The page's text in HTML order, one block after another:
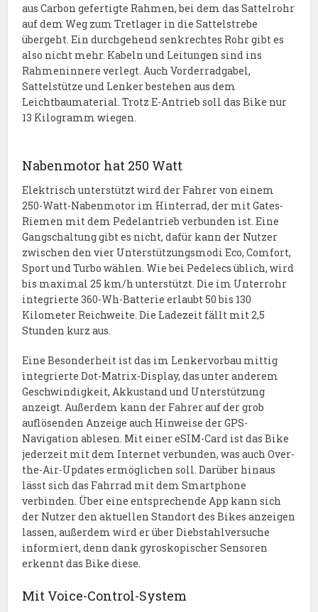
aus Carbon gefertigte Rahmen, bei dem das Sattelrohr
auf dem Weg zum Tretlager in die Sattelstrebe
übergeht. Ein durchgehend senkrechtes Rohr gibt es
also nicht mehr. Kabeln und Leitungen sind ins
Rahmeninnere verlegt. Auch Vorderradgabel,
Sattelstütze und Lenker bestehen aus dem
Leichtbaumaterial. Trotz E-Antrieb soll das Bike nur
13 Kilogramm wiegen.
Nabenmotor hat 250 Watt
Elektrisch unterstützt wird der Fahrer von einem
250-Watt-Nabenmotor im Hinterrad, der mit Gates-
Riemen mit dem Pedelantrieb verbunden ist. Eine
Gangschaltung gibt es nicht, dafür kann der Nutzer
zwischen den vier Unterstützungsmodi Eco, Comfort,
Sport und Turbo wählen. Wie bei Pedelecs üblich, wird
bis maximal 25 km/h unterstützt. Die im Unterrohr
integrierte 360-Wh-Batterie erlaubt 50 bis 130
Kilometer Reichweite. Die Ladezeit fällt mit 2,5
Stunden kurz aus.
Eine Besonderheit ist das im Lenkervorbau mittig
integrierte Dot-Matrix-Display, das unter anderem
Geschwindigkeit, Akkustand und Unterstützung
anzeigt. Außerdem kann der Fahrer auf der grob
auflösenden Anzeige auch Hinweise der GPS-
Navigation ablesen. Mit einer eSIM-Card ist das Bike
jederzeit mit dem Internet verbunden, was auch Over-
the-Air-Updates ermöglichen soll. Darüber hinaus
lässt sich das Fahrrad mit dem Smartphone
verbinden. Über eine entsprechende App kann sich
der Nutzer den aktuellen Standort des Bikes anzeigen
lassen, außerdem wird er über Diebstahlversuche
informiert, denn dank gyroskopischer Sensoren
erkennt das Bike diese.
Mit Voice-Control-System